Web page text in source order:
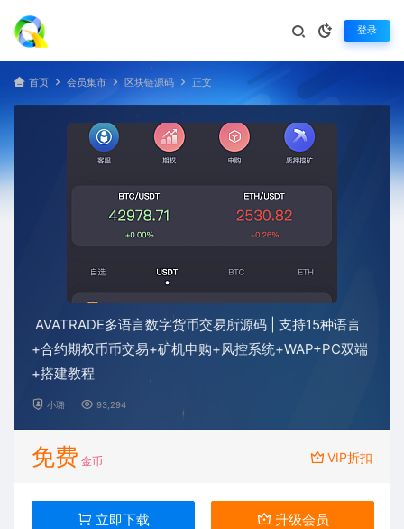
登录
首页 会员集市 区块链源码 正文
AVATRADE多语言数字货币交易所源码 | 支持15种语言
+合约期权币币交易+矿机申购+风控系统+WAP+PC双端
+搭建教程
小璐 93,294
免费 金币 VIP折扣
立即下载 升级会员